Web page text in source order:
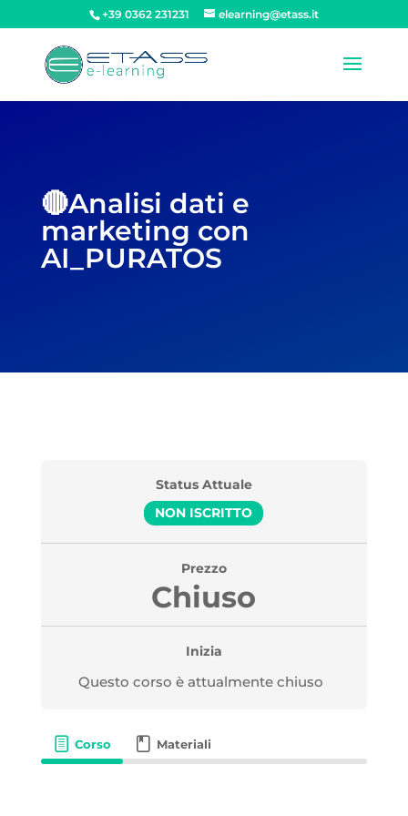
+39 0362 231231 elearning@etass.it
🔴Analisi dati e
marketing con
AI_PURATOS
Status Attuale
NON ISCRITTO
Prezzo
Chiuso
Inizia
Questo corso è attualmente chiuso
Corso Materiali